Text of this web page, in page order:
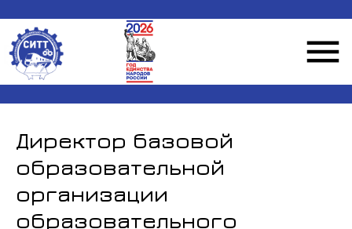
Директор базовой
образовательной
организации
образовательного